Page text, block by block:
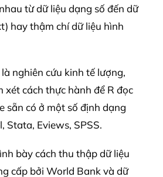
từ dữ liệu dạng số đến dữ
hay thậm chí dữ liệu hình
nghiên cứu kinh tế lượng,
xét cách thực hành để R đọc
sẵn có ở một số định dạng
Stata, Eviews, SPSS.
bày cách thu thập dữ liệu
cấp bởi World Bank và dữ